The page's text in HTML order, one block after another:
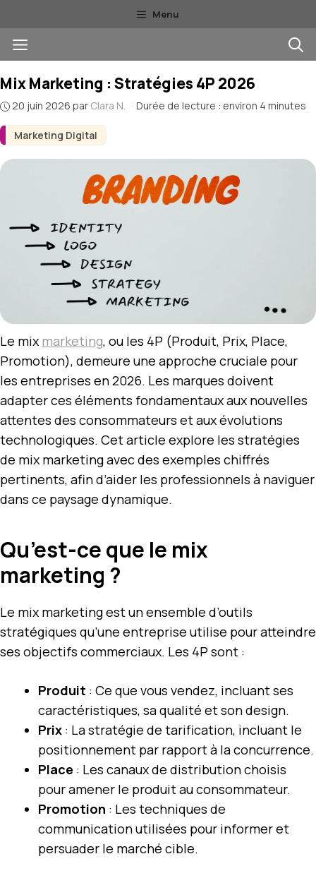
au
contenu
Menu
Menu
Marketing Digital
Mix Marketing : Stratégies 4P 2026
20 juin 2026 par Clara N. · Durée de lecture : environ 4 minutes
Le mix marketing, ou les 4P (Produit, Prix, Place,
Promotion), demeure une approche cruciale pour
les entreprises en 2026. Les marques doivent
adapter ces éléments fondamentaux aux nouvelles
attentes des consommateurs et aux évolutions
technologiques. Cet article explore les stratégies
de mix marketing avec des exemples chiffrés
pertinents, afin d’aider les professionnels à naviguer
dans ce paysage dynamique.
Qu’est-ce que le mix
marketing ?
Le mix marketing est un ensemble d’outils
stratégiques qu’une entreprise utilise pour atteindre
ses objectifs commerciaux. Les 4P sont :
Produit : Ce que vous vendez, incluant ses
caractéristiques, sa qualité et son design.
Prix : La stratégie de tarification, incluant le
positionnement par rapport à la concurrence.
Place : Les canaux de distribution choisis
pour amener le produit au consommateur.
Promotion : Les techniques de
communication utilisées pour informer et
persuader le marché cible.